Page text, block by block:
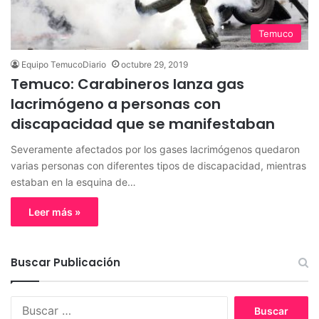
Temuco
Equipo TemucoDiario octubre 29, 2019
Temuco: Carabineros lanza gas
lacrimógeno a personas con
discapacidad que se manifestaban
Severamente afectados por los gases lacrimógenos quedaron
varias personas con diferentes tipos de discapacidad, mientras
estaban en la esquina de…
Leer más »
Buscar Publicación